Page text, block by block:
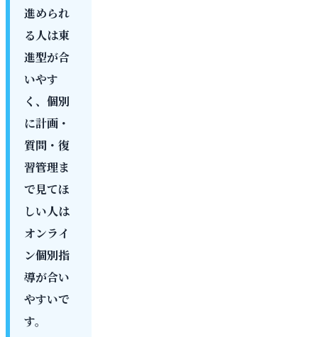
進められ
る人は東
進型が合
いやす
く、個別
に計画・
質問・復
習管理ま
で見てほ
しい人は
オンライ
ン個別指
導が合い
やすいで
す。